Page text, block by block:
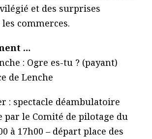
et des surprises
commerces.
…
: Ogre es-tu ? (payant)
de Lenche
: spectacle déambulatoire
par le Comité de pilotage du
à 17h00 – départ place des